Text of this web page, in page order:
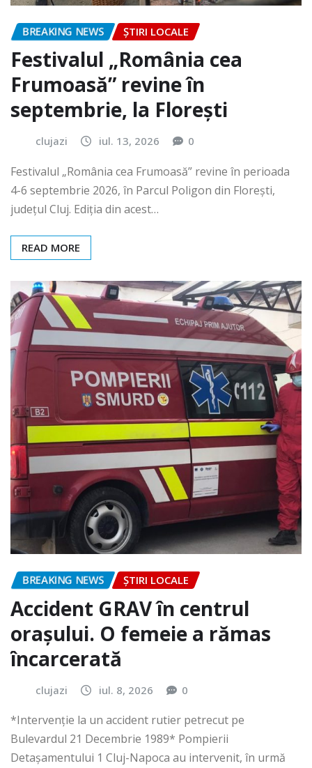
BREAKING NEWS ȘTIRI LOCALE
Festivalul „România cea
Frumoasă” revine în
septembrie, la Florești
clujazi iul. 13, 2026 0
Festivalul „România cea Frumoasă” revine în perioada
4-6 septembrie 2026, în Parcul Poligon din Floreşti,
județul Cluj. Ediția din acest…
READ MORE
BREAKING NEWS ȘTIRI LOCALE
Accident GRAV în centrul
orașului. O femeie a rămas
încarcerată
clujazi iul. 8, 2026 0
*Intervenție la un accident rutier petrecut pe
Bulevardul 21 Decembrie 1989* Pompierii
Detașamentului 1 Cluj-Napoca au intervenit, în urmă